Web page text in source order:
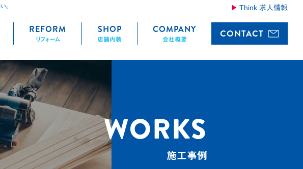
。 Think 求人情報
REFORM
リフォーム
SHOP
店舗内装
COMPANY
会社概要 CONTACT
WORKS
施工事例